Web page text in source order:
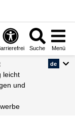
Suche Menü
und
de